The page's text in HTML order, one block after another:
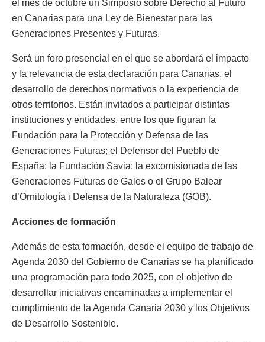
el mes de octubre un Simposio sobre Derecho al Futuro
en Canarias para una Ley de Bienestar para las
Generaciones Presentes y Futuras.
Será un foro presencial en el que se abordará el impacto
y la relevancia de esta declaración para Canarias, el
desarrollo de derechos normativos o la experiencia de
otros territorios. Están invitados a participar distintas
instituciones y entidades, entre los que figuran la
Fundación para la Protección y Defensa de las
Generaciones Futuras; el Defensor del Pueblo de
España; la Fundación Savia; la excomisionada de las
Generaciones Futuras de Gales o el Grupo Balear
d’Ornitología i Defensa de la Naturaleza (GOB).
Acciones de formación
Además de esta formación, desde el equipo de trabajo de
Agenda 2030 del Gobierno de Canarias se ha planificado
una programación para todo 2025, con el objetivo de
desarrollar iniciativas encaminadas a implementar el
cumplimiento de la Agenda Canaria 2030 y los Objetivos
de Desarrollo Sostenible.